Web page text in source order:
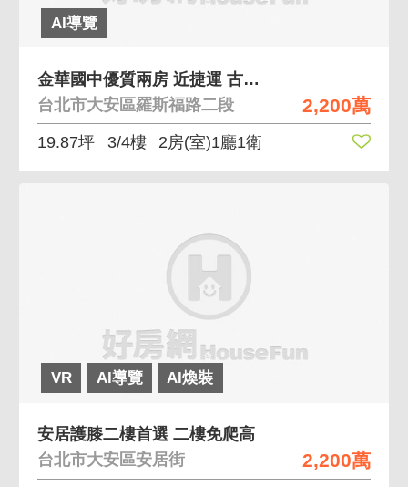
AI導覽
2,200萬
金華國中優質兩房 近捷運 古亭市場都更案
台北市大安區羅斯福路二段
19.87坪 3/4樓 2房(室)1廳1衛
VR AI導覽 AI煥裝
2,200萬
安居護膝二樓首選 二樓免爬高
台北市大安區安居街